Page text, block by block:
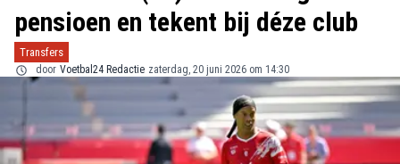
pensioen en tekent bij déze club
Transfers
door Voetbal24 Redactie zaterdag, 20 juni 2026 om 14:30